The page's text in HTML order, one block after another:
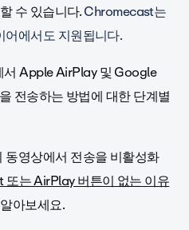
수 있습니다.Chromecast는
에서도 지원됩니다.
Apple AirPlay 및 Google
전송하는 방법에 대한 단계별
영상에서 전송을 비활성화
는 AirPlay 버튼이 없는 이유
아보세요.